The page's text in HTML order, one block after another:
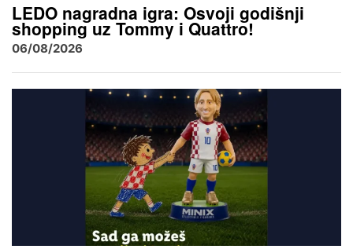
LEDO nagradna igra: Osvoji godišnji
shopping uz Tommy i Quattro!
06/08/2026